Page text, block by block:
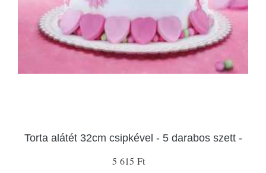
Torta alátét 32cm csipkével - 5 darabos szett -
5 615 Ft